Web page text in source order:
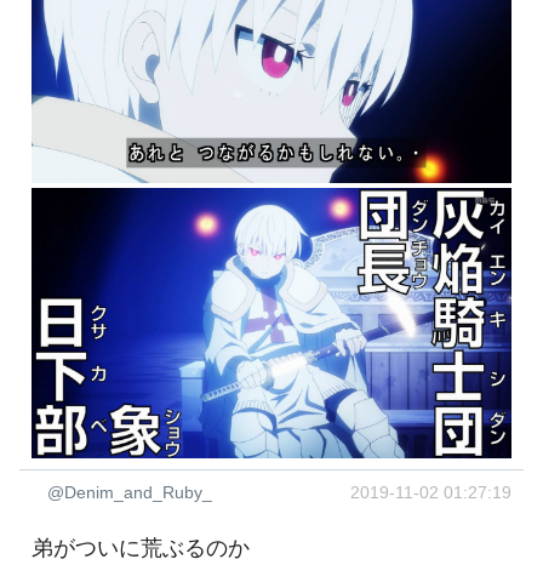
@Denim_and_Ruby_ 2019-11-02 01:27:19
弟がついに荒ぶるのか